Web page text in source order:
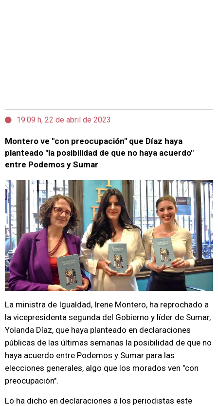
19:09 h, 22 de abril de 2023
Montero ve "con preocupación" que Díaz haya
planteado "la posibilidad de que no haya acuerdo"
entre Podemos y Sumar
La ministra de Igualdad, Irene Montero, ha reprochado a
la vicepresidenta segunda del Gobierno y líder de Sumar,
Yolanda Díaz, que haya planteado en declaraciones
públicas de las últimas semanas la posibilidad de que no
haya acuerdo entre Podemos y Sumar para las
elecciones generales, algo que los morados ven "con
preocupación".
Lo ha dicho en declaraciones a los periodistas este